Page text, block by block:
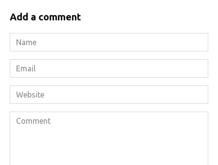
Add a comment
Name
*
Email
*
Website
Comment